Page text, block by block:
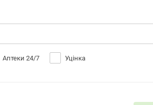
Аптеки 24/7 Уцінка